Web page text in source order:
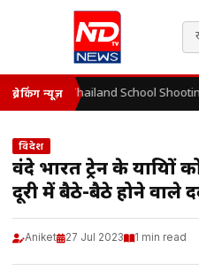
ब्रेकिंग न्यूज़ Thailand School
विदेश
वंदे भारत ट्रेन के
दूरी में बैठे-बैठे होने वाले
Aniket 27 Jul 2023 1 min read